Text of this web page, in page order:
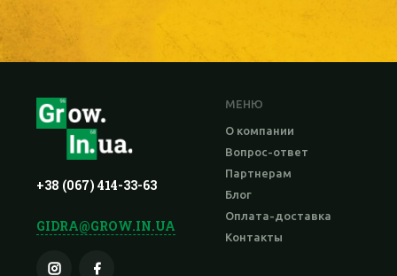
+38 (067) 414-33-63
GIDRA@GROW.IN.UA
МЕНЮ
О компании
Вопрос-ответ
Партнерам
Блог
Оплата-доставка
Контакты